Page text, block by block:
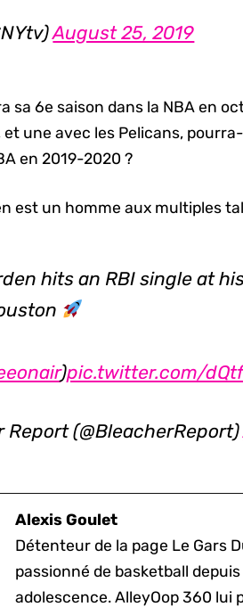
August 25, 2019
sa 6e saison dans la NBA en
et une avec les Pelicans,
en 2019-2020 ?
est un homme aux multiples
hits an RBI single at
)pic.twitter.com/
Report (@BleacherReport)
Alexis Goulet
Détenteur de la page Le Gars
passionné de basketball
adolescence. AlleyOop 360 lui